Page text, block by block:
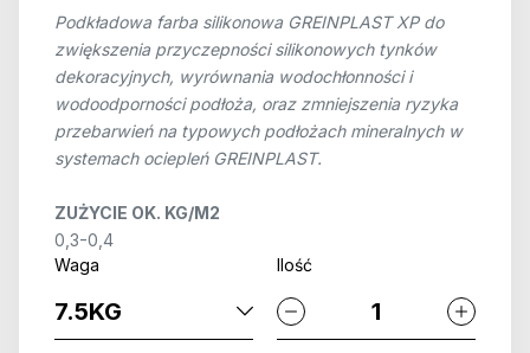
Podkładowa farba silikonowa GREINPLAST XP do
zwiększenia przyczepności silikonowych tynków
dekoracyjnych, wyrównania wodochłonności i
wodoodporności podłoża, oraz zmniejszenia ryzyka
przebarwień na typowych podłożach mineralnych w
systemach ociepleń GREINPLAST.
ZUŻYCIE OK. KG/M2
0,3-0,4
Waga
Ilość